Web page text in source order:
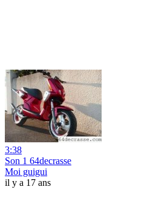
3:38
Son 1 64decrasse
Moi guigui
il y a 17 ans